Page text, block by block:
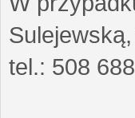
tel.: 508